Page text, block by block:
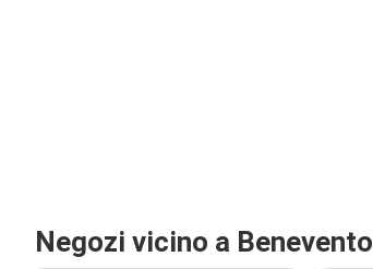
Negozi vicino a Benevento